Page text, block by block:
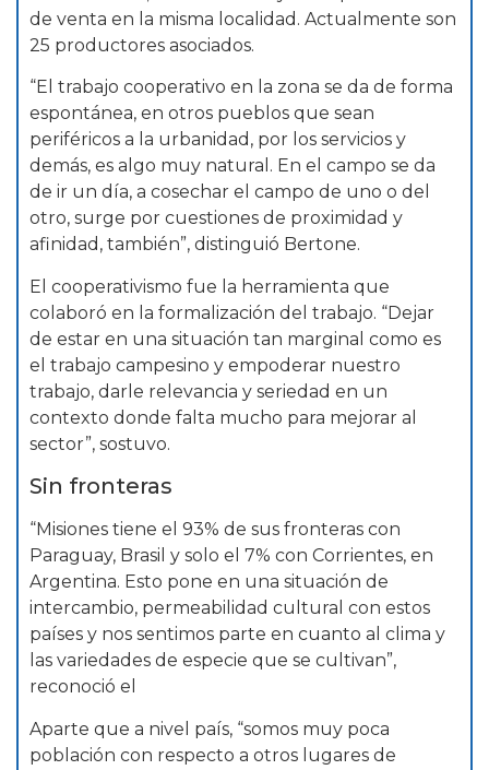
de venta en la misma localidad. Actualmente son
25 productores asociados.
“El trabajo cooperativo en la zona se da de forma
espontánea, en otros pueblos que sean
periféricos a la urbanidad, por los servicios y
demás, es algo muy natural. En el campo se da
de ir un día, a cosechar el campo de uno o del
otro, surge por cuestiones de proximidad y
afinidad, también”, distinguió Bertone.
El cooperativismo fue la herramienta que
colaboró en la formalización del trabajo. “Dejar
de estar en una situación tan marginal como es
el trabajo campesino y empoderar nuestro
trabajo, darle relevancia y seriedad en un
contexto donde falta mucho para mejorar al
sector”, sostuvo.
Sin fronteras
“Misiones tiene el 93% de sus fronteras con
Paraguay, Brasil y solo el 7% con Corrientes, en
Argentina. Esto pone en una situación de
intercambio, permeabilidad cultural con estos
países y nos sentimos parte en cuanto al clima y
las variedades de especie que se cultivan”,
reconoció el
Aparte que a nivel país, “somos muy poca
población con respecto a otros lugares de